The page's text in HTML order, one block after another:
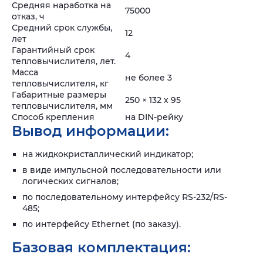
Средняя наработка на
отказ, ч
75000
Средний срок службы,
лет
12
Гарантийный срок
тепловычислителя, лет.
4
Масса
тепловычислителя, кг
не более 3
Габаритные размеры
тепловычислителя, мм
250 × 132 х 95
Способ крепления
на DIN-рейку
Вывод информации:
на жидкокристаллический индикатор;
в виде импульсной последовательности или
логических сигналов;
по последовательному интерфейсу RS-232/RS-
485;
по интерфейсу Ethernet (по заказу).
Базовая комплектация: